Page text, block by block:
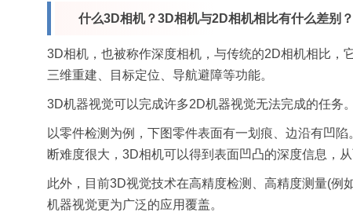
什么3D相机？3D相机与2D相机相比有什么差别？
3D相机，也被称作深度相机，与传统的2D相机相比，
三维重建、目标定位、导航避障等功能。
3D机器视觉可以完成许多2D机器视觉无法完成的任务。
以零件检测为例，下图零件表面有一划痕、边沿有凹
断难度很大，3D相机可以得到表面凹凸的深度信息，
此外，目前3D视觉技术在高精度检测、高精度测量(例
机器视觉更为广泛的应用覆盖。